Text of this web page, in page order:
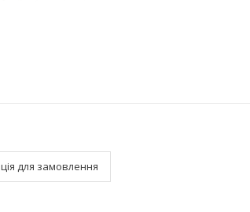
для замовлення